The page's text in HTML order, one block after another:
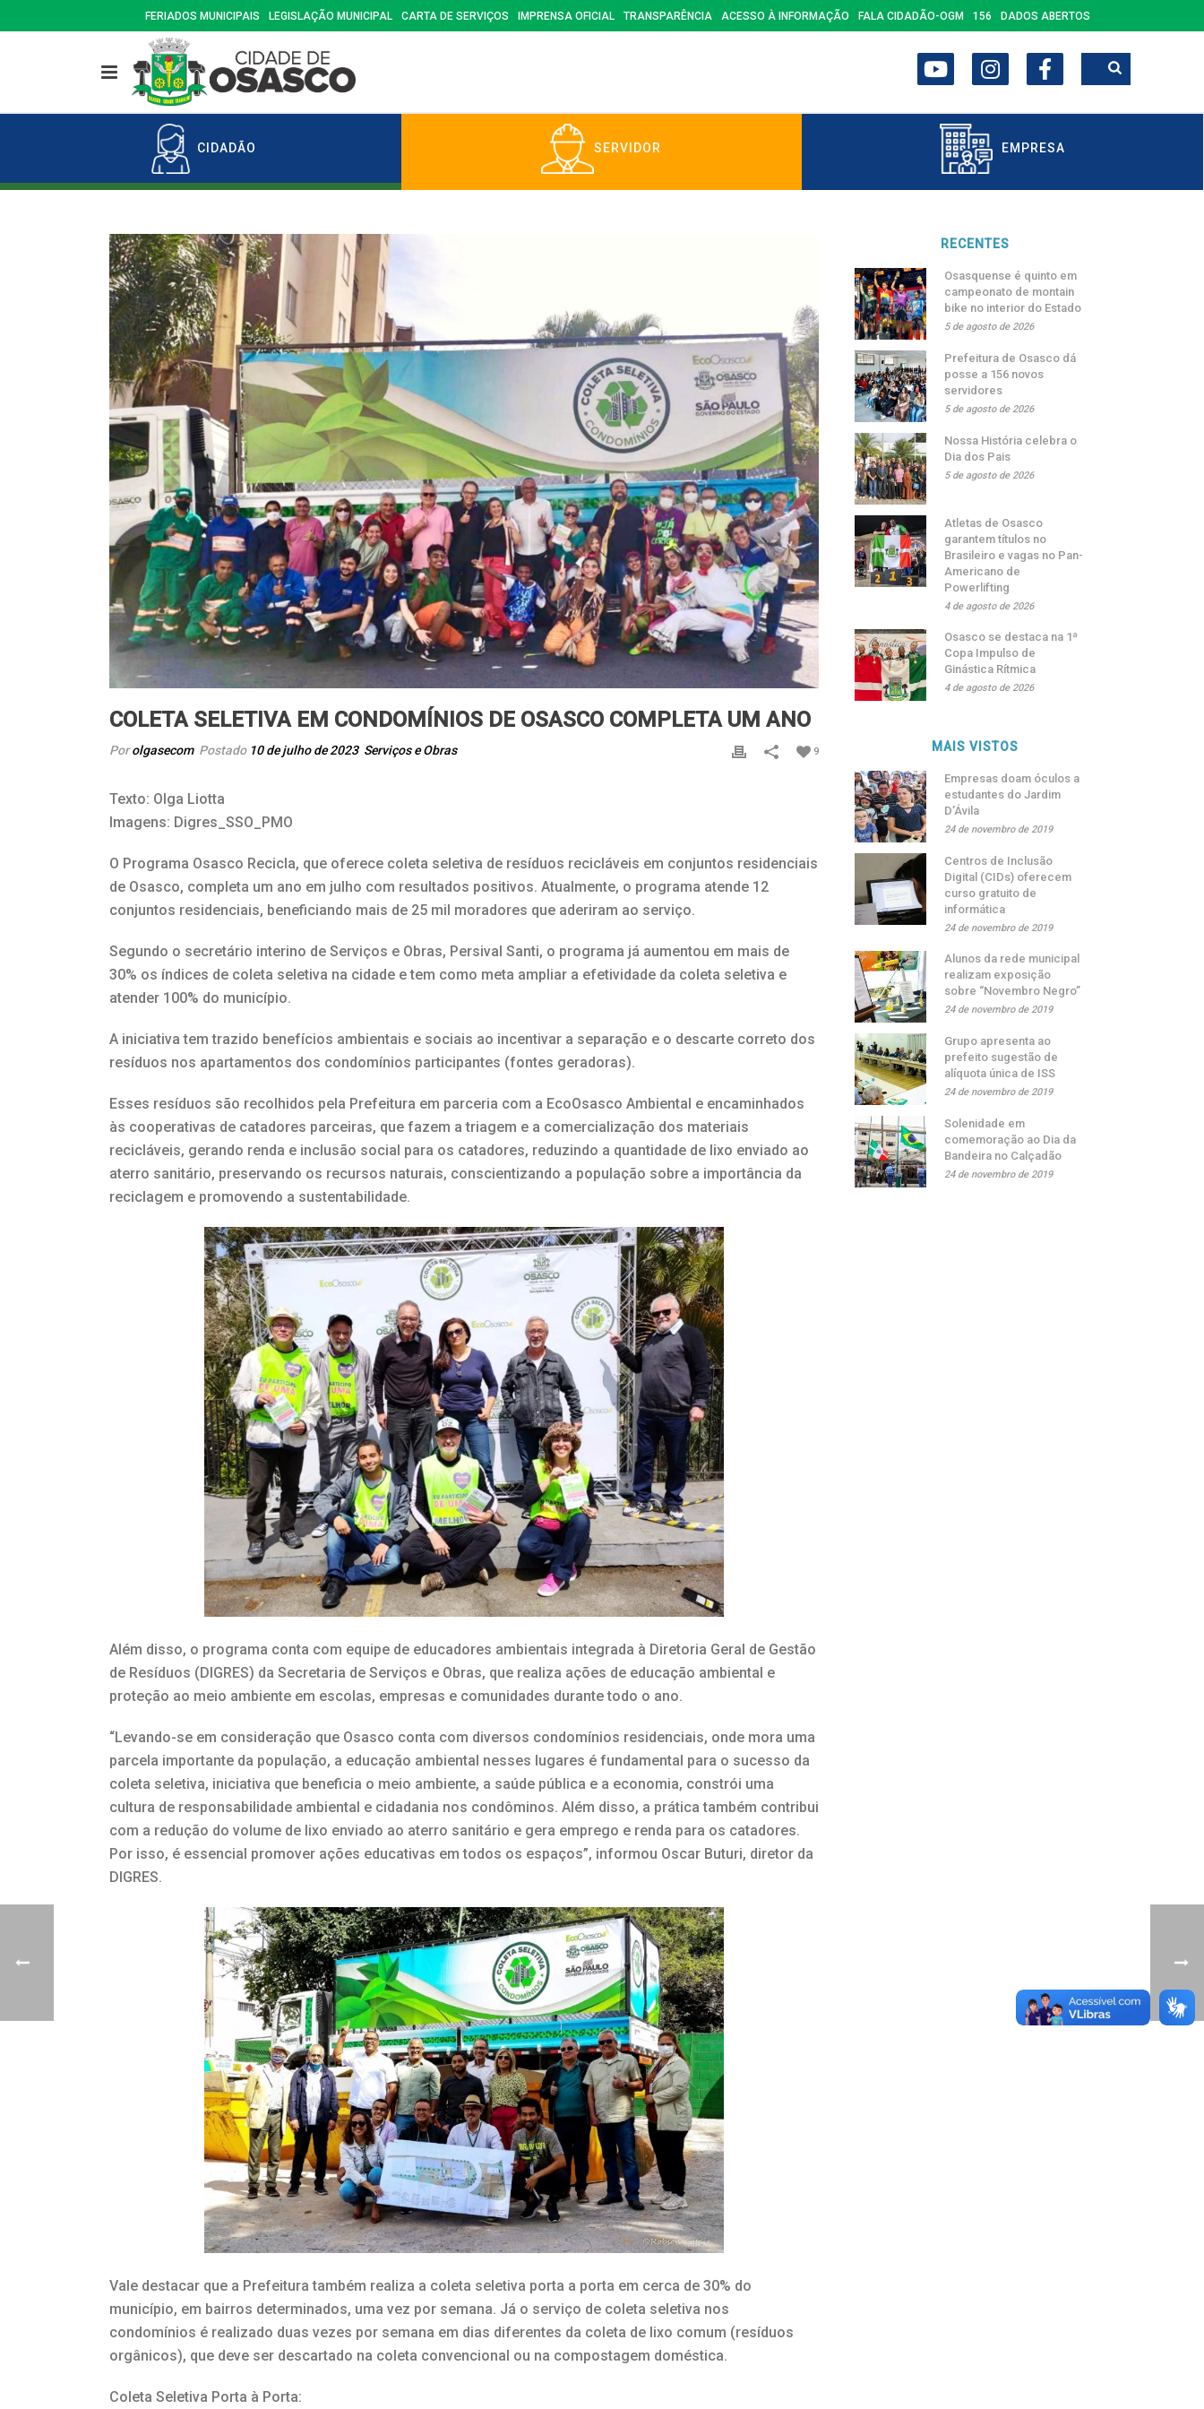
FERIADOS MUNICIPAIS LEGISLAÇÃO MUNICIPAL CARTA DE SERVIÇOS IMPRENSA OFICIAL TRANSPARÊNCIA ACESSO À INFORMAÇÃO FALA CIDADÃO-OGM 156 DADOS ABERTOS
CIDADÃO SERVIDOR EMPRESA
COLETA SELETIVA EM CONDOMÍNIOS DE OSASCO COMPLETA UM ANO
Porolgasecom Postado 10 de julho de 2023 Serviços e Obras 9
Texto: Olga Liotta
Imagens: Digres_SSO_PMO
O Programa Osasco Recicla, que oferece coleta seletiva de resíduos recicláveis em conjuntos residenciais
de Osasco, completa um ano em julho com resultados positivos. Atualmente, o programa atende 12
conjuntos residenciais, beneficiando mais de 25 mil moradores que aderiram ao serviço.
Segundo o secretário interino de Serviços e Obras, Persival Santi, o programa já aumentou em mais de
30% os índices de coleta seletiva na cidade e tem como meta ampliar a efetividade da coleta seletiva e
atender 100% do município.
A iniciativa tem trazido benefícios ambientais e sociais ao incentivar a separação e o descarte correto dos
resíduos nos apartamentos dos condomínios participantes (fontes geradoras).
Esses resíduos são recolhidos pela Prefeitura em parceria com a EcoOsasco Ambiental e encaminhados
às cooperativas de catadores parceiras, que fazem a triagem e a comercialização dos materiais
recicláveis, gerando renda e inclusão social para os catadores, reduzindo a quantidade de lixo enviado ao
aterro sanitário, preservando os recursos naturais, conscientizando a população sobre a importância da
reciclagem e promovendo a sustentabilidade.
Além disso, o programa conta com equipe de educadores ambientais integrada à Diretoria Geral de Gestão
de Resíduos (DIGRES) da Secretaria de Serviços e Obras, que realiza ações de educação ambiental e
proteção ao meio ambiente em escolas, empresas e comunidades durante todo o ano.
“Levando-se em consideração que Osasco conta com diversos condomínios residenciais, onde mora uma
parcela importante da população, a educação ambiental nesses lugares é fundamental para o sucesso da
coleta seletiva, iniciativa que beneficia o meio ambiente, a saúde pública e a economia, constrói uma
cultura de responsabilidade ambiental e cidadania nos condôminos. Além disso, a prática também contribui
com a redução do volume de lixo enviado ao aterro sanitário e gera emprego e renda para os catadores.
Por isso, é essencial promover ações educativas em todos os espaços”, informou Oscar Buturi, diretor da
DIGRES.
Vale destacar que a Prefeitura também realiza a coleta seletiva porta a porta em cerca de 30% do
município, em bairros determinados, uma vez por semana. Já o serviço de coleta seletiva nos
condomínios é realizado duas vezes por semana em dias diferentes da coleta de lixo comum (resíduos
orgânicos), que deve ser descartado na coleta convencional ou na compostagem doméstica.
Coleta Seletiva Porta à Porta:
RECENTES
Osasquense é quinto em
campeonato de montain
bike no interior do Estado
5 de agosto de 2026
Prefeitura de Osasco dá
posse a 156 novos
servidores
5 de agosto de 2026
Nossa História celebra o
Dia dos Pais
5 de agosto de 2026
Atletas de Osasco
garantem títulos no
Brasileiro e vagas no Pan-
Americano de
Powerlifting
4 de agosto de 2026
Osasco se destaca na 1ª
Copa Impulso de
Ginástica Rítmica
4 de agosto de 2026
MAIS VISTOS
Empresas doam óculos a
estudantes do Jardim
D’Ávila
24 de novembro de 2019
Centros de Inclusão
Digital (CIDs) oferecem
curso gratuito de
informática
24 de novembro de 2019
Alunos da rede municipal
realizam exposição
sobre “Novembro Negro”
24 de novembro de 2019
Grupo apresenta ao
prefeito sugestão de
alíquota única de ISS
24 de novembro de 2019
Solenidade em
comemoração ao Dia da
Bandeira no Calçadão
24 de novembro de 2019